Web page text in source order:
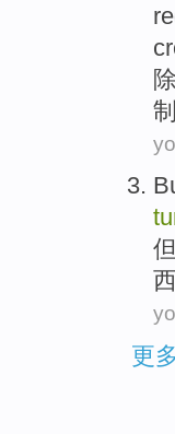
制
更